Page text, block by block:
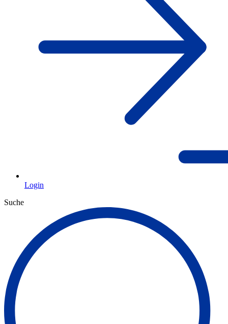
Login
Suche